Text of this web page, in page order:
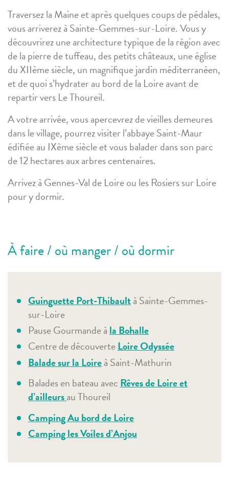
Traversez la Maine et après quelques coups de pédales,
vous arriverez à Sainte-Gemmes-sur-Loire. Vous y
découvrirez une architecture typique de la région avec
de la pierre de tuffeau, des petits châteaux, une église
du XIIème siècle, un magnifique jardin méditerranéen,
et de quoi s’hydrater au bord de la Loire avant de
repartir vers Le Thoureil.
A votre arrivée, vous apercevrez de vieilles demeures
dans le village, pourrez visiter l’abbaye Saint-Maur
édifiée au IXème siècle et vous balader dans son parc
de 12 hectares aux arbres centenaires.
Arrivez à Gennes-Val de Loireou les Rosiers sur Loire
pour y dormir.
À faire / où manger / où dormir
Guinguette Port-Thibaultà Sainte-Gemmes-
sur-Loire
Pause Gourmande à la Bohalle
Centre de découverteLoire Odyssée
Balade sur la Loireà Saint-Mathurin
Balades en bateau avecRêves de Loire et
d’ailleursau Thoureil
Camping Au bord de Loire
Camping les Voiles d’Anjou